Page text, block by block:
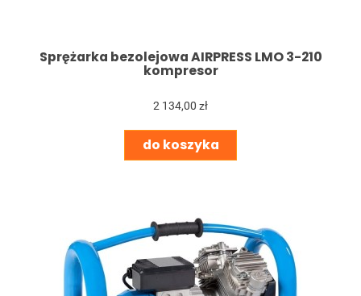
Sprężarka bezolejowa AIRPRESS LMO 3-210
kompresor
2 134,00 zł
do koszyka